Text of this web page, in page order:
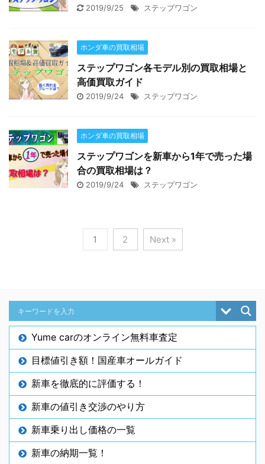
2019/9/25 ステップワゴン
ホンダ車の買取相場
ステップワゴン各モデル別の買取相場と
高価買取ガイド
2019/9/24 ステップワゴン
ホンダ車の買取相場
ステップワゴンを新車から1年で売った場
合の買取相場は？
2019/9/24 ステップワゴン
1 2 Next »
Yume carのオンライン無料車査定
目標値引き額！国産車オールガイド
新車を徹底的に評価する！
新車の値引き交渉のやり方
新車乗り出し価格の一覧
新車の納期一覧！